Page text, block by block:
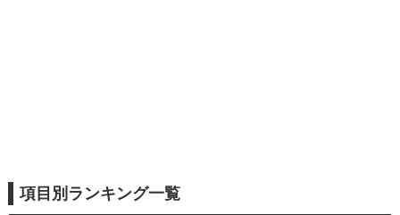
項目別ランキング一覧